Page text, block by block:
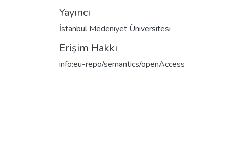
Yayıncı
İstanbul Medeniyet Üniversitesi
Erişim Hakkı
info:eu-repo/semantics/openAccess